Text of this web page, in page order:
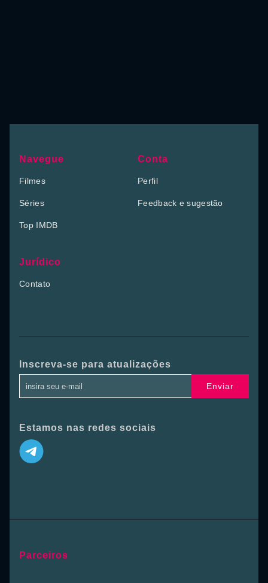
Navegue
Filmes
Séries
Top IMDB
Conta
Perfil
Feedback e sugestão
Jurídico
Contato
Inscreva-se para atualizações
Enviar
Estamos nas redes sociais
Parceiros